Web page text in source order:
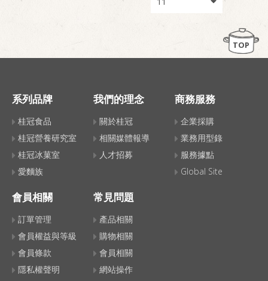
TOP
系列品牌
桂冠食品
桂冠營養研究室
桂冠冰菓室
愛麵族
我們的理念
關於桂冠
相關媒體報導
人才招募
商務服務
企業採購
業務用型錄
服務據點
Global Site
會員相關
訂單管理
會員權益與等級
會員條款
隱私權聲明
常見問題
產品相關
購物相關
會員相關
網站操作